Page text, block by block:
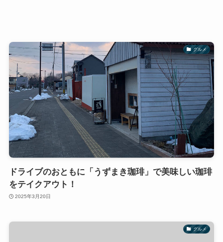
グルメ
ドライブのおともに「うずまき珈琲」で美味しい珈琲
をテイクアウト！
2025年3月20日
グルメ